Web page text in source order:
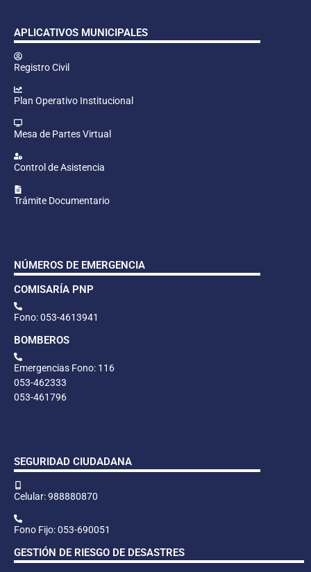
APLICATIVOS MUNICIPALES
Registro Civil
Plan Operativo Institucional
Mesa de Partes Virtual
Control de Asistencia
Trámite Documentario
NÚMEROS DE EMERGENCIA
COMISARÍA PNP
Fono: 053-4613941
BOMBEROS
Emergencias Fono: 116
053-462333
053-461796
SEGURIDAD CIUDADANA
Celular: 988880870
Fono Fijo: 053-690051
GESTIÓN DE RIESGO DE DESASTRES